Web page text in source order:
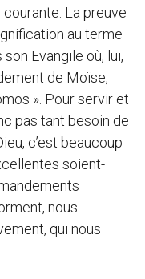
courante. La preuve
au terme
Evangile où, lui,
de Moïse,
». Pour servir et
pas tant besoin de
c’est beaucoup
soient-
nous
qui nous